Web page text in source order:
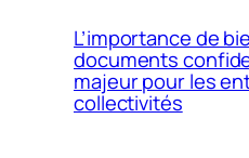
L’importance de
documents
majeur pour les
collectivités